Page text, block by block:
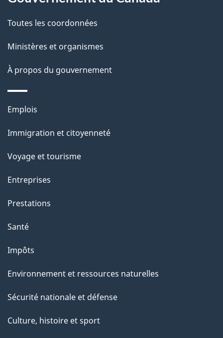
g
e
t
i
n
s
u
r
c
t
t
a
e
Toutes les coordonnées
Ministères et organismes
À propos du gouvernement
Thèmes
sujets
Emplois
Immigration et citoyenneté
Voyage et tourisme
Entreprises
Prestations
Santé
Impôts
Environnement et ressources naturelles
Sécurité nationale et défense
Culture, histoire et sport